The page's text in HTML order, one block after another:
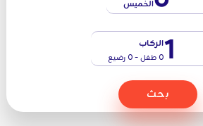
الخميس
1الركاب
0 طفل - 0 رضيع
بحث